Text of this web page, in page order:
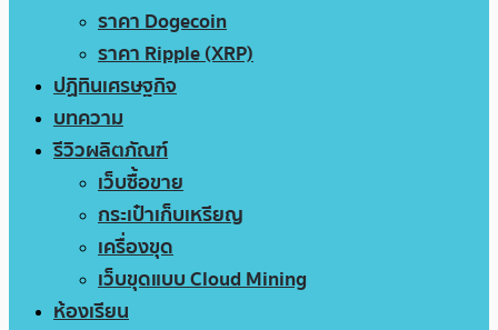
ราคา Dogecoin
ราคา Ripple (XRP)
ปฏิทินเศรษฐกิจ
บทความ
รีวิวผลิตภัณฑ์
เว็บซื้อขาย
กระเป๋าเก็บเหรียญ
เครื่องขุด
เว็บขุดแบบ Cloud Mining
ห้องเรียน